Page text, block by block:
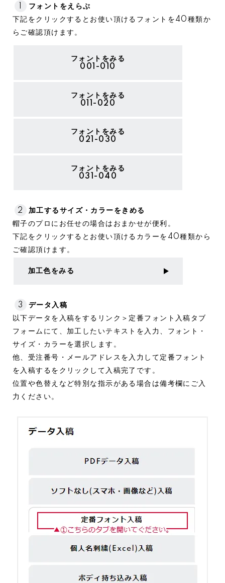
1
フォントをえらぶ
下記をクリックするとお使い頂けるフォントを40種類か
らご確認頂けます。
フォントをみる
001-010
フォントをみる
011-020
フォントをみる
021-030
フォントをみる
031-040
2
加工するサイズ・カラーをきめる
帽子のプロにお任せの場合はおまかせが便利。
下記をクリックするとお使い頂けるカラーを40種類から
ご確認頂けます。
加工色をみる
3
データ入稿
以下データを入稿をするリンク＞定番フォント入稿タブ
フォームにて、加工したいテキストを入力、フォント・
サイズ・カラーを選択します。
他、受注番号・メールアドレスを入力して定番フォント
を入稿するをクリックして入稿完了です。
位置や色替えなど特別な指示がある場合は備考欄にご入
力ください。